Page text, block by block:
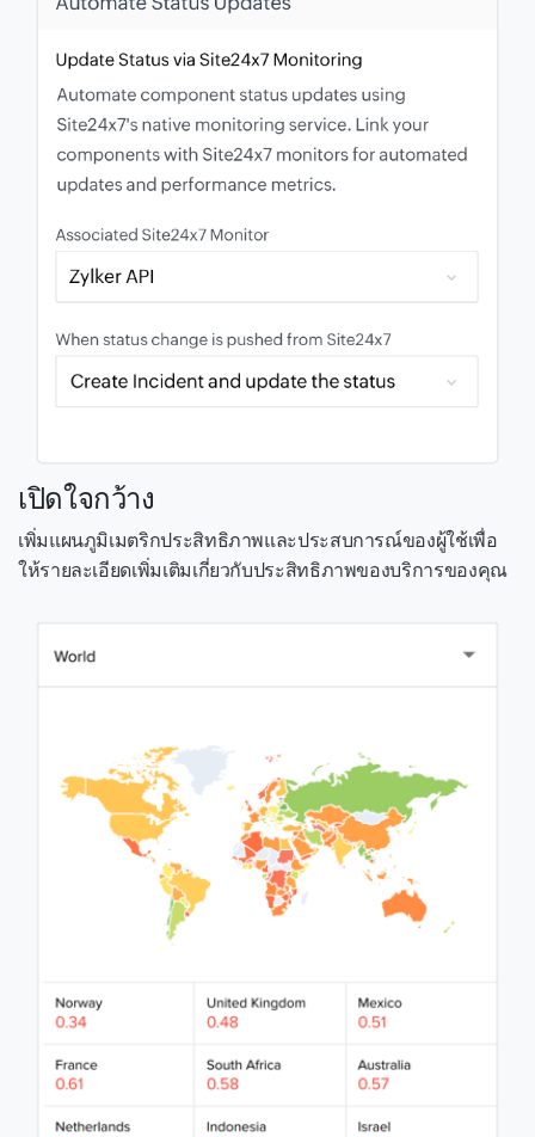
เปิดใจกว้าง
เพิ่มแผนภูมิเมตริกประสิทธิภาพและประสบการณ์ของผู้ใช้เพื่อ
ให้รายละเอียดเพิ่มเติมเกี่ยวกับประสิทธิภาพของบริการของคุณ